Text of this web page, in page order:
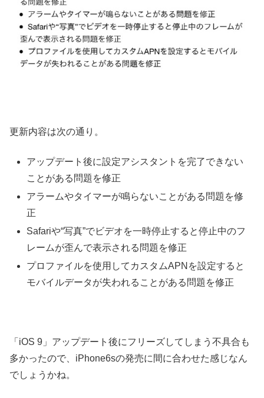
更新内容は次の通り。
アップデート後に設定アシスタントを完了できない
ことがある問題を修正
アラームやタイマーが鳴らないことがある問題を修
正
Safariや“写真”でビデオを一時停止すると停止中のフ
レームが歪んで表示される問題を修正
プロファイルを使用してカスタムAPNを設定すると
モバイルデータが失われることがある問題を修正
「iOS 9」アップデート後にフリーズしてしまう不具合も
多かったので、iPhone6sの発売に間に合わせた感じなん
でしょうかね。